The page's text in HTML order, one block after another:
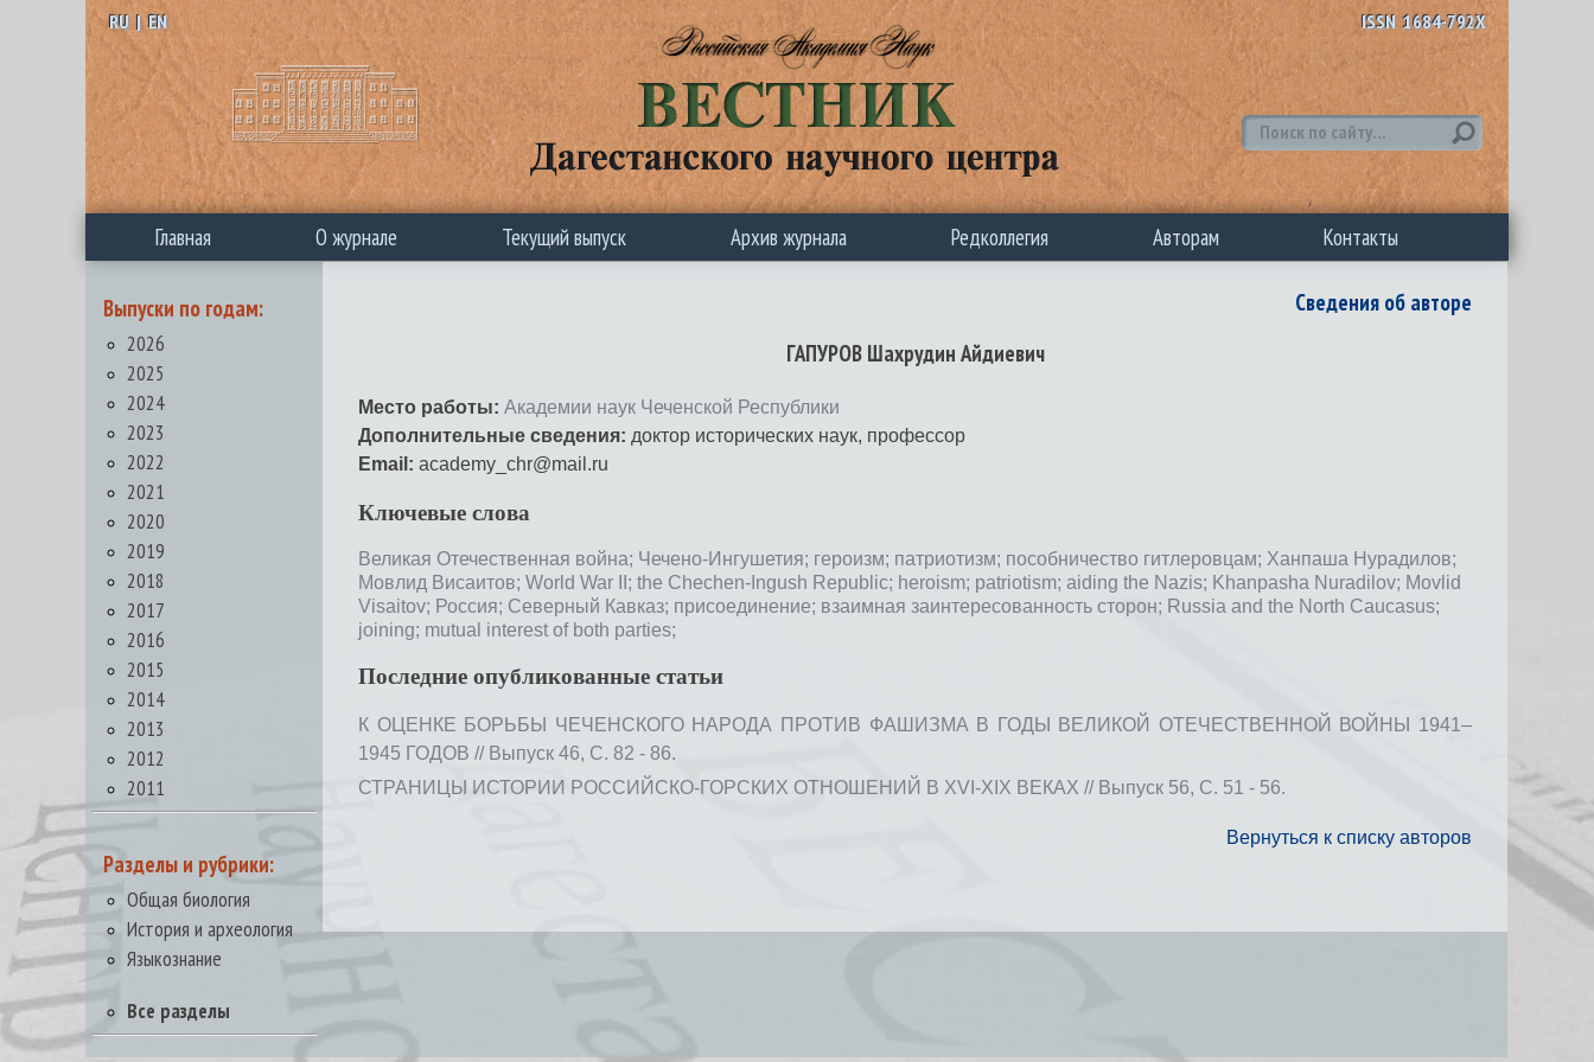
RU | EN ISSN 1684-792X
Главная О журнале Текущий выпуск Архив журнала Редколлегия Авторам Контакты
Выпуски по годам:
2026
2025
2024
2023
2022
2021
2020
2019
2018
2017
2016
2015
2014
2013
2012
2011
Разделы и рубрики:
Общая биология
История и археология
Языкознание
Все разделы
Сведения об авторе
ГАПУРОВ Шахрудин Айдиевич
Место работы: Академии наук Чеченской Республики
Дополнительные сведения: доктор исторических наук, профессор
Email: academy_chr@mail.ru
Ключевые слова
Великая Отечественная война; Чечено-Ингушетия; героизм; патриотизм; пособничество гитлеровцам; Ханпаша Нурадилов;
Мовлид Висаитов; World War II; the Chechen-Ingush Republic; heroism; patriotism; aiding the Nazis; Khanpasha Nuradilov; Movlid
Visaitov; Россия; Северный Кавказ; присоединение; взаимная заинтересованность сторон; Russia and the North Caucasus;
joining; mutual interest of both parties;
Последние опубликованные статьи
К ОЦЕНКЕ БОРЬБЫ ЧЕЧЕНСКОГО НАРОДА ПРОТИВ ФАШИЗМА В ГОДЫ ВЕЛИКОЙ ОТЕЧЕСТВЕННОЙ ВОЙНЫ 1941–
1945 ГОДОВ // Выпуск 46, С. 82 - 86.
СТРАНИЦЫ ИСТОРИИ РОССИЙСКО-ГОРСКИХ ОТНОШЕНИЙ В ХVI-ХIХ ВЕКАХ // Выпуск 56, С. 51 - 56.
Вернуться к списку авторов